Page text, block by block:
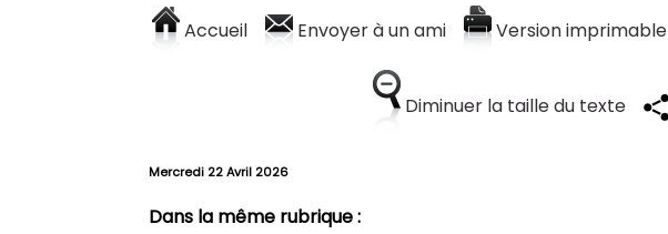
Accueil Envoyer à un ami Version imprimable
Diminuer la taille du texte
Mercredi 22 Avril 2026
Dans la même rubrique :